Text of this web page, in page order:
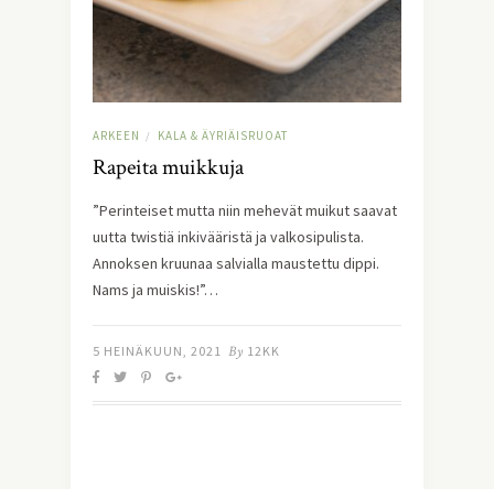
ARKEEN / KALA & ÄYRIÄISRUOAT
Rapeita muikkuja
”Perinteiset mutta niin mehevät muikut saavat
uutta twistiä inkivääristä ja valkosipulista.
Annoksen kruunaa salvialla maustettu dippi.
Nams ja muiskis!”…
5 HEINÄKUUN, 2021 By 12KK